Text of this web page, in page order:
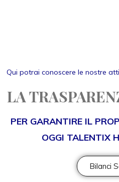
Qui potrai conoscere le nostre
LA
PER GARANTIRE IL
OGGI TALENTIX
Bilanci